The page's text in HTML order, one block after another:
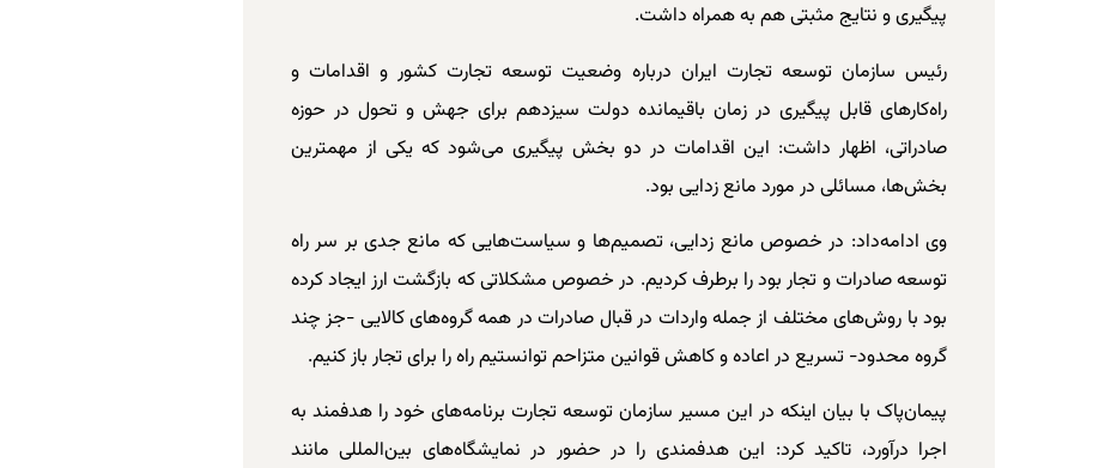
پیگیری و نتایج مثبتی هم به همراه داشت.
رئیس سازمان توسعه تجارت ایران درباره وضعیت توسعه تجارت کشور و اقدامات و
راه‌کارهای قابل پیگیری در زمان باقیمانده دولت سیزدهم برای جهش و تحول در حوزه
صادراتی، اظهار داشت: این اقدامات در دو بخش پیگیری می‌شود که یکی از مهمترین
بخش‌ها، مسائلی در مورد مانع زدایی بود.
وی ادامه‌داد: در خصوص مانع زدایی، تصمیم‌ها و سیاست‌هایی که مانع جدی بر سر راه
توسعه صادرات و تجار بود را برطرف کردیم. در خصوص مشکلاتی که بازگشت ارز ایجاد کرده
بود با روش‌های مختلف از جمله واردات در قبال صادرات در همه گروه‌های کالایی -جز چند
گروه محدود- تسریع در اعاده و کاهش قوانین متزاحم توانستیم راه را برای تجار باز کنیم.
پیمان‌پاک با بیان اینکه در این مسیر سازمان توسعه تجارت برنامه‌های خود را هدفمند به
اجرا درآورد، تاکید کرد: این هدفمندی را در حضور در نمایشگاه‌های بین‌المللی مانند